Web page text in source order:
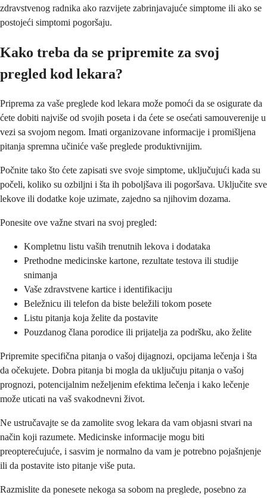
zdravstvenog radnika ako razvijete zabrinjavajuće simptome ili ako se
postojeći simptomi pogoršaju.
Kako treba da se pripremite za svoj
pregled kod lekara?
Priprema za vaše preglede kod lekara može pomoći da se osigurate da
ćete dobiti najviše od svojih poseta i da ćete se osećati samouverenije u
vezi sa svojom negom. Imati organizovane informacije i promišljena
pitanja spremna učiniće vaše preglede produktivnijim.
Počnite tako što ćete zapisati sve svoje simptome, uključujući kada su
počeli, koliko su ozbiljni i šta ih poboljšava ili pogoršava. Uključite sve
lekove ili dodatke koje uzimate, zajedno sa njihovim dozama.
Ponesite ove važne stvari na svoj pregled:
Kompletnu listu vaših trenutnih lekova i dodataka
Prethodne medicinske kartone, rezultate testova ili studije
snimanja
Vaše zdravstvene kartice i identifikaciju
Beležnicu ili telefon da biste beležili tokom posete
Listu pitanja koja želite da postavite
Pouzdanog člana porodice ili prijatelja za podršku, ako želite
Pripremite specifična pitanja o vašoj dijagnozi, opcijama lečenja i šta
da očekujete. Dobra pitanja bi mogla da uključuju pitanja o vašoj
prognozi, potencijalnim neželjenim efektima lečenja i kako lečenje
može uticati na vaš svakodnevni život.
Ne ustručavajte se da zamolite svog lekara da vam objasni stvari na
način koji razumete. Medicinske informacije mogu biti
preopterećujuće, i sasvim je normalno da vam je potrebno pojašnjenje
ili da postavite isto pitanje više puta.
Razmislite da ponesete nekoga sa sobom na preglede, posebno za